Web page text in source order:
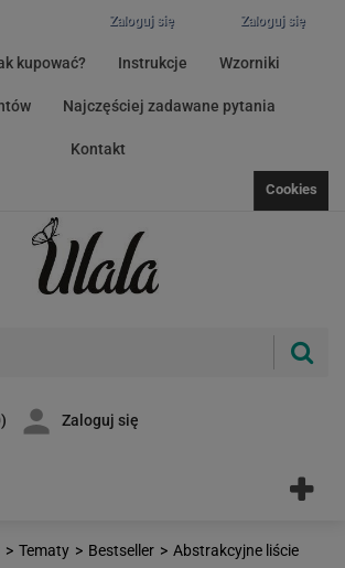
Zaloguj się
Zaloguj się
kupować? Instrukcje Wzorniki
Najczęściej zadawane pytania
Kontakt
Cookies
Zaloguj się
> Tematy > Bestseller > Abstrakcyjne liście